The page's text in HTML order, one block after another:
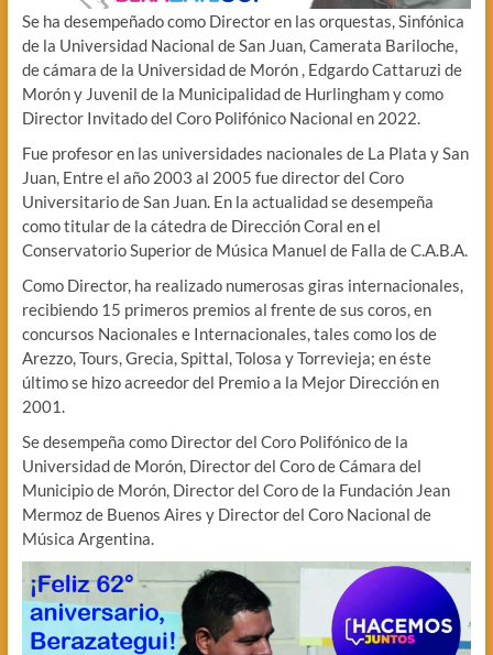
Se ha desempeñado como Director en las orquestas, Sinfónica
de la Universidad Nacional de San Juan, Camerata Bariloche,
de cámara de la Universidad de Morón , Edgardo Cattaruzi de
Morón y Juvenil de la Municipalidad de Hurlingham y como
Director Invitado del Coro Polifónico Nacional en 2022.
Fue profesor en las universidades nacionales de La Plata y San
Juan, Entre el año 2003 al 2005 fue director del Coro
Universitario de San Juan. En la actualidad se desempeña
como titular de la cátedra de Dirección Coral en el
Conservatorio Superior de Música Manuel de Falla de C.A.B.A.
Como Director, ha realizado numerosas giras internacionales,
recibiendo 15 primeros premios al frente de sus coros, en
concursos Nacionales e Internacionales, tales como los de
Arezzo, Tours, Grecia, Spittal, Tolosa y Torrevieja; en éste
último se hizo acreedor del Premio a la Mejor Dirección en
2001.
Se desempeña como Director del Coro Polifónico de la
Universidad de Morón, Director del Coro de Cámara del
Municipio de Morón, Director del Coro de la Fundación Jean
Mermoz de Buenos Aires y Director del Coro Nacional de
Música Argentina.